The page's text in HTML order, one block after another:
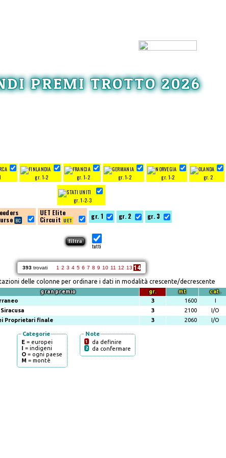
PREMI TROTTO 2026
gr. 1-2 gr. 1-2 gr. 1-2 gr. 1-2 gr. 2
gr. 1-2-3
UET Elite
Circuit
gr. 1 gr. 2 gr. 3
tutti
393trovati 1 2 3 4 5 6 7 8 9 10 11 12 13 14
delle colonne per ordinare i dati in modalità crescente/decrescente
gran premio gr. mt cat.
3 1600 I
3 2100 I/O
Proprietari finale 3 2060 I/O
Categorie
E = europei
I = indigeni
O = ogni paese
M = montè
Note
1 da definire
2 da confermare